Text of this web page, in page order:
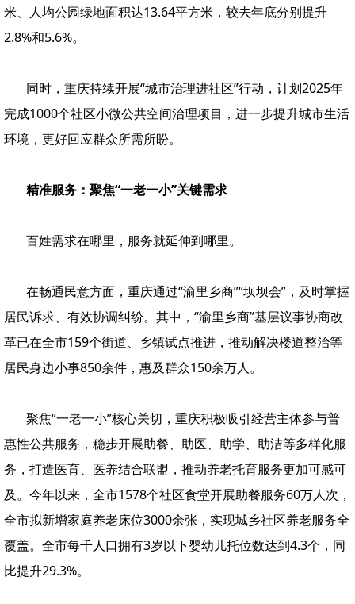
米、人均公园绿地面积达13.64平方米，较去年底分别提升
2.8%和5.6%。
同时，重庆持续开展“城市治理进社区”行动，计划2025年
完成1000个社区小微公共空间治理项目，进一步提升城市生活
环境，更好回应群众所需所盼。
精准服务：聚焦“一老一小”关键需求
百姓需求在哪里，服务就延伸到哪里。
在畅通民意方面，重庆通过“渝里乡商”“坝坝会”，及时掌握
居民诉求、有效协调纠纷。其中，“渝里乡商”基层议事协商改
革已在全市159个街道、乡镇试点推进，推动解决楼道整治等
居民身边小事850余件，惠及群众150余万人。
聚焦“一老一小”核心关切，重庆积极吸引经营主体参与普
惠性公共服务，稳步开展助餐、助医、助学、助洁等多样化服
务，打造医育、医养结合联盟，推动养老托育服务更加可感可
及。今年以来，全市1578个社区食堂开展助餐服务60万人次，
全市拟新增家庭养老床位3000余张，实现城乡社区养老服务全
覆盖。全市每千人口拥有3岁以下婴幼儿托位数达到4.3个，同
比提升29.3%。